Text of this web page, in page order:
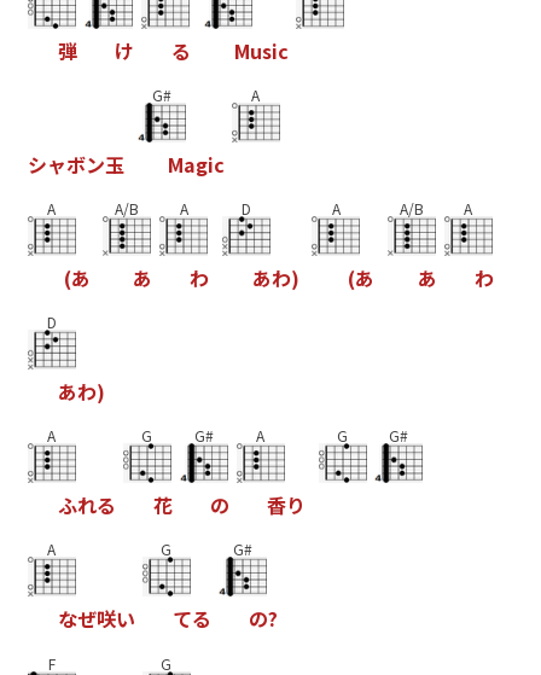
弾 け る Music
シャボン玉
G#
Magic
A
A
(あ
A/B
あ
A
わ
D
あわ)
A
(あ
A/B
あ
A
わ
D
あわ)
A
ふれる
G
花
G#
の
A
香り
G G#
A
なぜ咲い
G
てる
G#
の?
F G